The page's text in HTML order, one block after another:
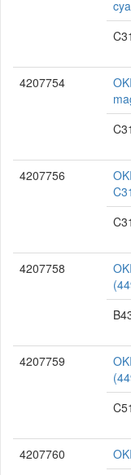
4207754
4207756
4207758
4207759
4207760